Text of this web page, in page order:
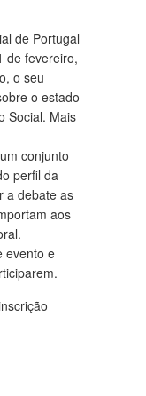
de Portugal
de fevereiro,
o seu
o estado
Social. Mais
conjunto
perfil da
a debate as
aos
evento e